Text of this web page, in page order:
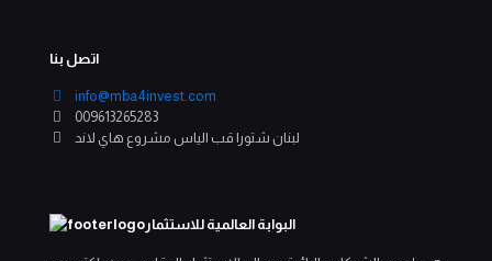
اتصل بنا
info@mba4invest.com
009613265283
لبنان شتورا قب الياس مشروع هاي لاند
البوابة العالمية للاستثمار